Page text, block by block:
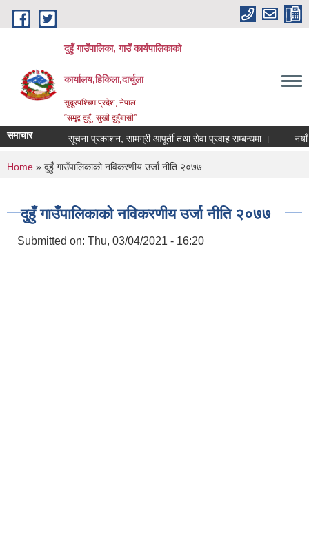
Skip to main content
दुहुँ गाउँपालिका, गाउँ कार्यपालिकाको
कार्यालय,हिकिला,दार्चुला
सुदूरपश्चिम प्रदेश, नेपाल
“समृद्ब दुहुँ¸ सुखी दुहुँबासी”
समाचार सूचना प्रकाशन, सामग्री आपूर्ती तथा सेवा प्रवाह सम्बन्धमा । नयाँ
You are here
Home » दुहुँ गाउँपालिकाको नविकरणीय उर्जा नीति २०७७
दुहुँ गाउँपालिकाको नविकरणीय उर्जा नीति २०७७
Submitted on: Thu, 03/04/2021 - 16:20